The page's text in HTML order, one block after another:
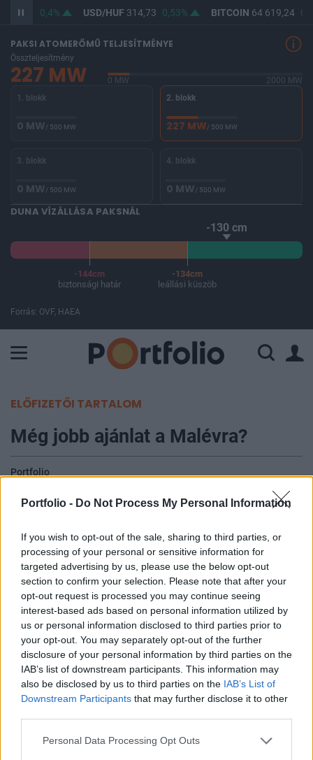
Portfolio - Do Not Process My Personal Information
If you wish to opt-out of the sale, sharing to third parties, or
processing of your personal or sensitive information for
targeted advertising by us, please use the below opt-out
section to confirm your selection. Please note that after your
opt-out request is processed you may continue seeing
interest-based ads based on personal information utilized by
us or personal information disclosed to third parties prior to
your opt-out. You may separately opt-out of the further
disclosure of your personal information by third parties on the
IAB’s list of downstream participants. This information may
also be disclosed by us to third parties on the IAB’s List of
Downstream Participants that may further disclose it to other
Personal Data Processing Opt Outs
363,18 0,4% USD/HUF314,73 0,53% BITCOIN64 619,24
PAKSI ATOMERŐMŰ TELJESÍTMÉNYE
Összteljesítmény
227 MW 0 MW
2000 MW
1. blokk
0 MW/ 500 MW
2. blokk
227 MW/ 500 MW
3. blokk
0 MW/ 500 MW
4. blokk
0 MW/ 500 MW
DUNA VÍZÁLLÁSA PAKSNÁL
-130 cm
-144cm
biztonsági határ
-134cm
leállási küszöb
Forrás: OVF, HAEA
ELŐFIZETŐI TARTALOM
Még jobb ajánlat a Malévra?
Portfolio
orosz Borisz Abramovics érdekeltségi körébe
tartozó AirBridge Rt. jelenlegi ajánlatában a Malév
tőkéjét 140 millió euróval emelné. A
menedzsment megerősítette, hogy mostani
ajánlatuk kedvezőbb, mint amit a 2005 augusztusi
sikertelen privatizáció kísérlet idején tettek -ha
figyelembe vesszük a légitársaság
vagyonvesztését- de a tárgyalások jelenlegi
állásánál nem kívántak az ajánlat részleteibe
belemenni -írja a Magyar Nemzet.
A Malév a 2005-ös évet "csak" 1.3 milliárd forintos